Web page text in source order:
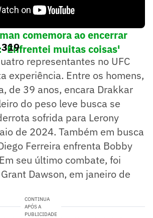
comemora ao encerrar
'Enfrentei muitas coisas'
319
representantes no UFC
experiência. Entre os homens,
de 39 anos, encara Drakkar
do peso leve busca se
sofrida para Lerony
de 2024. Também em busca
Ferreira enfrenta Bobby
seu último combate, foi
Dawson, em janeiro de
CONTINUA
APÓS A
PUBLICIDADE